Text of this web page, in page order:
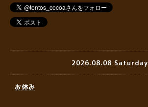
2026.08.08 Saturday
お休み